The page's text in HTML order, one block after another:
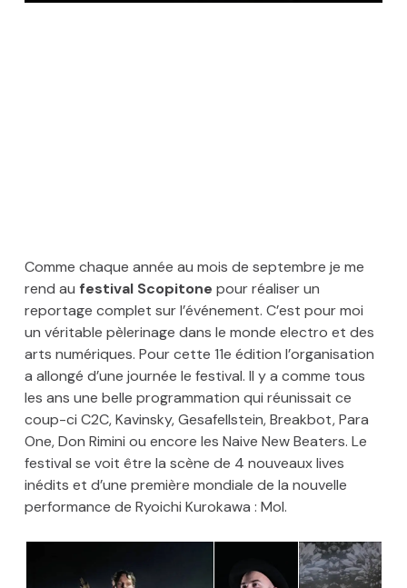
Comme chaque année au mois de septembre je me
rend au festival Scopitone pour réaliser un
reportage complet sur l’événement. C’est pour moi
un véritable pèlerinage dans le monde electro et des
arts numériques. Pour cette 11e édition l’organisation
a allongé d’une journée le festival. Il y a comme tous
les ans une belle programmation qui réunissait ce
coup-ci C2C, Kavinsky, Gesafellstein, Breakbot, Para
One, Don Rimini ou encore les Naive New Beaters. Le
festival se voit être la scène de 4 nouveaux lives
inédits et d’une première mondiale de la nouvelle
performance de Ryoichi Kurokawa : Mol.